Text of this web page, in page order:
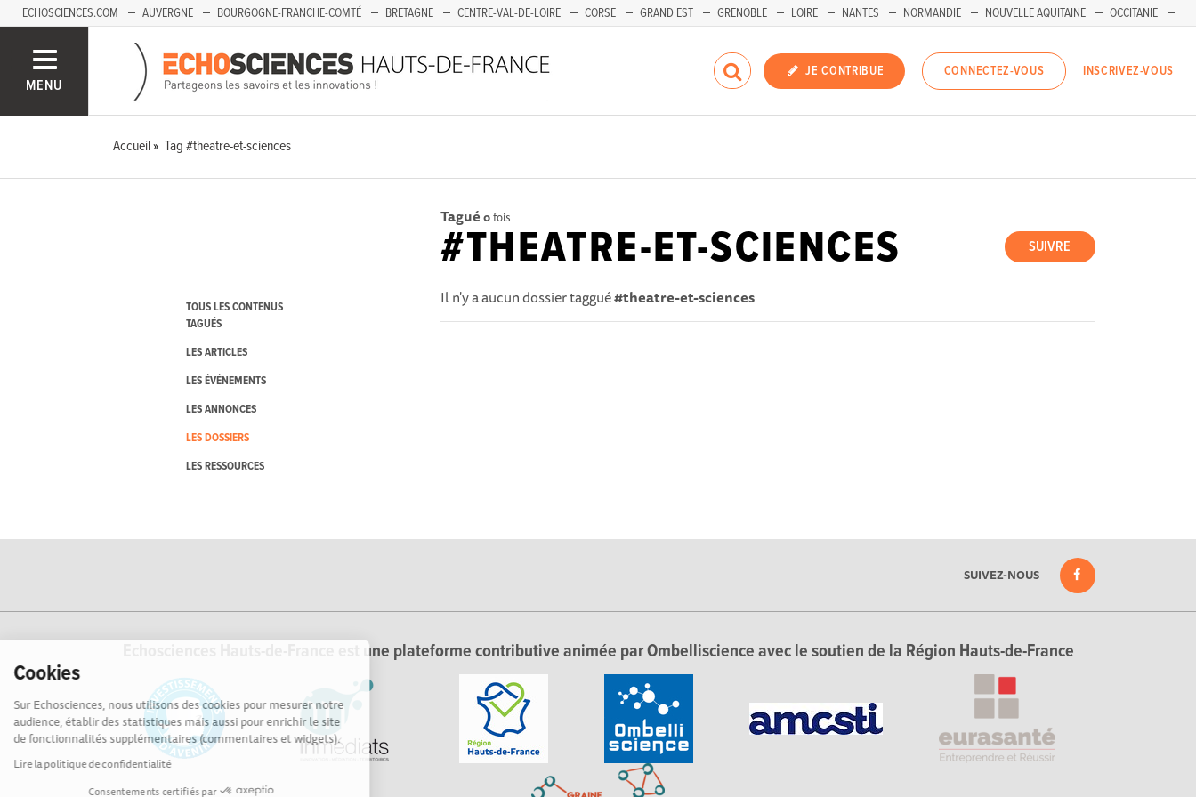
Cookies
Sur Echosciences, nous utilisons des cookies pour mesurer notre
audience, établir des statistiques mais aussi pour enrichir le site
de fonctionnalités supplémentaires (commentaires et widgets).
Lire la politique de confidentialité
Consentements certifiés par
ECHOSCIENCES.COM AUVERGNE BOURGOGNE-FRANCHE-COMTÉ BRETAGNE CENTRE-VAL-DE-LOIRE CORSE GRAND EST GRENOBLE LOIRE NANTES NORMANDIE NOUVELLE AQUITAINE
OCCITANIE
SAVOIE MONT-BLANC
MENU
JE CONTRIBUE CONNECTEZ-VOUS INSCRIVEZ-VOUS
Accueil Tag #theatre-et-sciences
TOUS LES CONTENUS
TAGUÉS
LES ARTICLES
LES ÉVÉNEMENTS
LES ANNONCES
LES DOSSIERS
LES RESSOURCES
Tagué 0fois
SUIVRE
#THEATRE-ET-SCIENCES
Il n'y a aucun dossier taggué#theatre-et-sciences
SUIVEZ-NOUS
Echosciences Hauts-de-France est une plateforme contributive animée par Ombelliscience avec le soutien de la Région Hauts-de-France